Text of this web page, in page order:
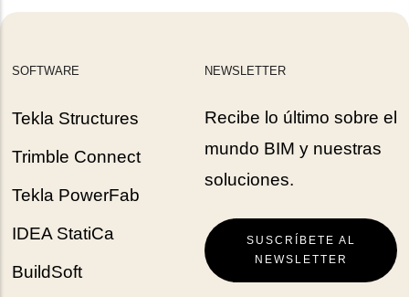
SOFTWARE
Tekla Structures
Trimble Connect
Tekla PowerFab
IDEA StatiCa
BuildSoft
NEWSLETTER
Recibe lo último sobre el
mundo BIM y nuestras
soluciones.
SUSCRÍBETE AL
NEWSLETTER